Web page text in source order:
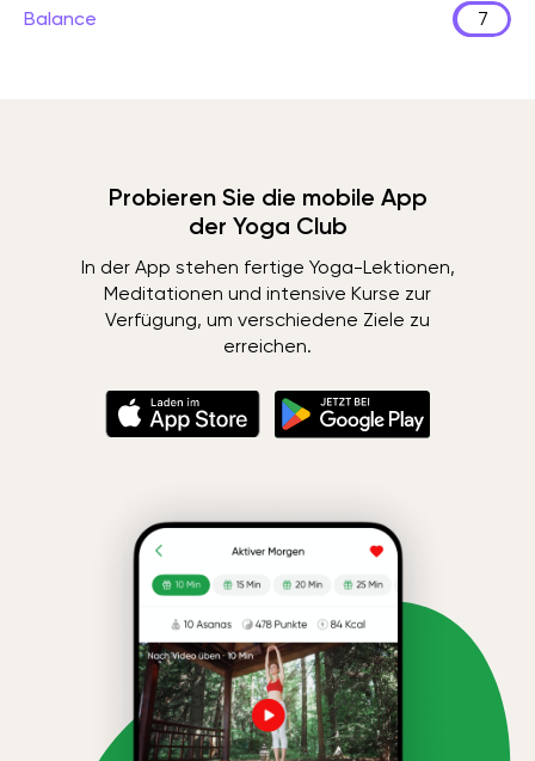
Balance 7
Probieren Sie die mobile App
der Yoga Club
In der App stehen fertige Yoga-Lektionen,
Meditationen und intensive Kurse zur
Verfügung, um verschiedene Ziele zu
erreichen.